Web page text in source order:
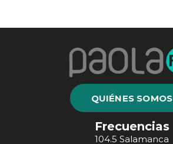
QUIÉNES SOMOS
Frecuencias
104.5 Salamanca